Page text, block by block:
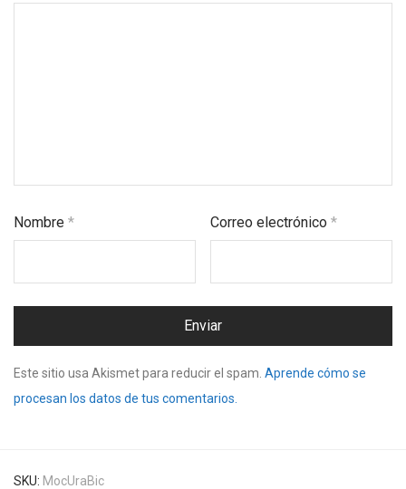
Nombre * Correo electrónico*
Este sitio usa Akismet para reducir el spam. Aprende cómo se
procesan los datos de tus comentarios.
SKU: MocUraBic